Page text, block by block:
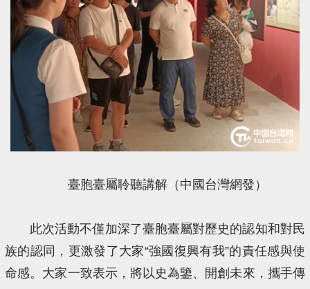
臺胞臺屬聆聽講解（中國台灣網發）
此次活動不僅加深了臺胞臺屬對歷史的認知和對民
族的認同，更激發了大家“強國復興有我”的責任感與使
命感。大家一致表示，將以史為鑒、開創未來，攜手傳